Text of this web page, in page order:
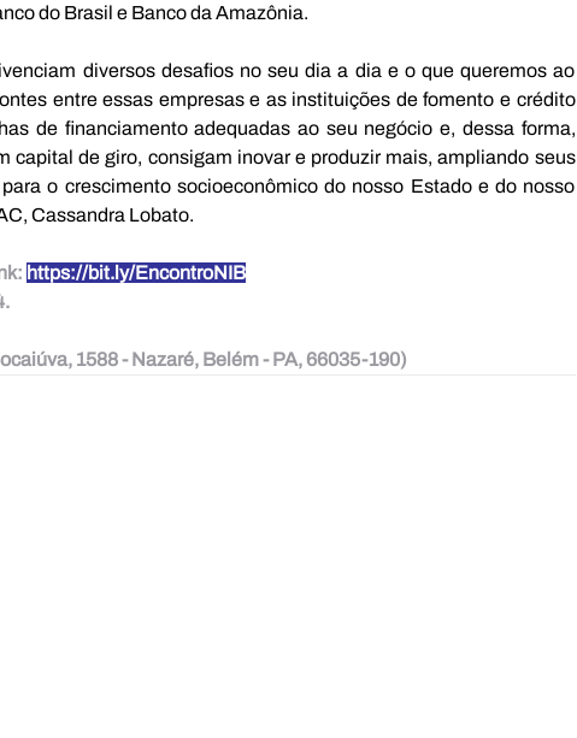
do Brasil e Banco da Amazônia.
diversos desafios no seu dia a dia e o que queremos ao
entre essas empresas e as instituições de fomento e crédito
de financiamento adequadas ao seu negócio e, dessa forma,
capital de giro, consigam inovar e produzir mais, ampliando seus
o crescimento socioeconômico do nosso Estado e do nosso
Cassandra Lobato.
https://bit.ly/EncontroNIB
1588 - Nazaré, Belém - PA, 66035-190)